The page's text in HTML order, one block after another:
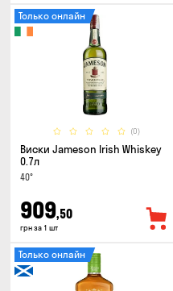
(0)
Только онлайн
Виски Jameson Irish Whiskey
0.7л
40°
909,50
грн за 1 шт
Только онлайн